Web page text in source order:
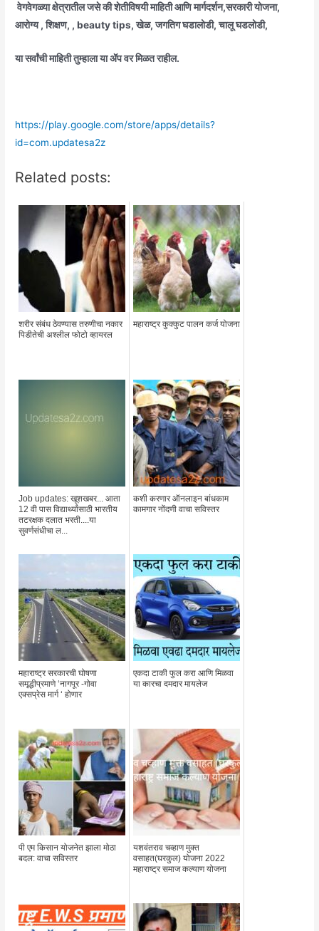
वेगवेगळ्या क्षेत्रातील जसे की शेतीविषयी माहिती आणि मार्गदर्शन,सरकारी योजना,
आरोग्य , शिक्षण, , beauty tips, खेळ, जगतिग घडालोडी, चालू घडलोडी,
या सर्वांची माहिती तुम्हाला या ॲप वर मिळत राहील.
https://play.google.com/store/apps/details?
id=com.updatesa2z
Related posts:
शरीर संबंध ठेवण्यास तरुणीचा नकार
पिडीतेची अश्लील फोटो व्हायरल
महाराष्ट्र कुक्कुट पालन कर्ज योजना
Job updates: खूशखबर... आता
12 वी पास विद्यार्थ्यांसाठी भारतीय
तटरक्षक दलात भरती....या
सुवर्णसंधीचा ल...
कशी करणार ऑनलाइन बांधकाम
कामगार नोंदणी वाचा सविस्तर
महाराष्ट्र सरकारची घोषणा
समृद्धीप्रमाणे ‘नागपूर -गोवा
एक्सप्रेस मार्ग ‘ होणार
एकदा टाकी फुल करा आणि मिळवा
या कारचा दमदार मायलेज
पी एम किसान योजनेत झाला मोठा
बदल: वाचा सविस्तर
यशवंतराव चव्हाण मुक्त
वसाहत(घरकुल) योजना 2022
महाराष्ट्र समाज कल्याण योजना